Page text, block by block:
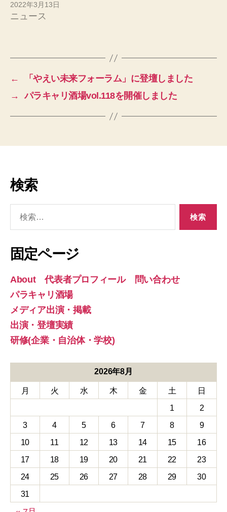
2022年3月13日
ニュース
←
「やえい未来フォーラム」に登壇しました
→
パラキャリ酒場vol.118を開催しました
検索
象:
固定ページ
About 代表者プロフィール 問い合わせ
パラキャリ酒場
メディア出演・掲載
出演・登壇実績
研修(企業・自治体・学校)
2026年8月
月 火 水 木 金 土
日
1
2
3
4 5 6 7 8
9
10
11 12 13 14 15
16
17
18 19 20 21 22
23
24
25 26 27 28 29
30
31